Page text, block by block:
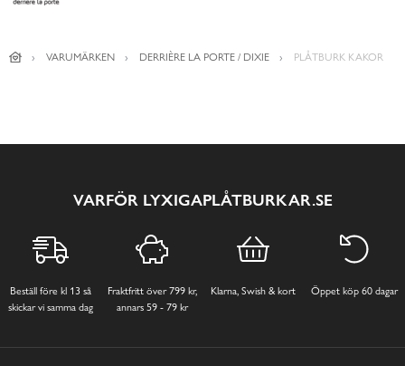
VARUMÄRKEN DERRIÈRE LA PORTE / DIXIE PLÅTBURK KAKOR
VARFÖR LYXIGAPLÅTBURKAR.SE
Beställ före kl 13 så
skickar vi samma dag
Fraktfritt över 799 kr,
annars 59 - 79 kr
Klarna, Swish & kort Öppet köp 60 dagar